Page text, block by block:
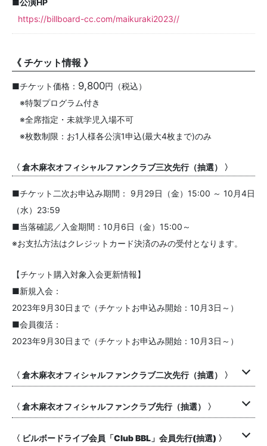
https://billboard-cc.com/maikuraki2023//
《 チケット情報 》
■チケット価格： 9,800円（税込）
※特製プログラム付き
※全席指定・未就学児入場不可
※枚数制限：お1人様各公演1申込(最大4枚まで)のみ
〈 倉木麻衣オフィシャルファンクラブ三次先行（抽選） 〉
■チケット二次お申込み期間： 9月29日（金）15:00 ～ 10月4日
（水）23:59
■当落確認／入金期間：10月6日（金）15:00～
※お支払方法はクレジットカード決済のみの受付となります。
【チケット購入対象入会更新情報】
■新規入会：
2023年9月30日まで（チケットお申込み開始：10月3日～）
■会員復活：
2023年9月30日まで（チケットお申込み開始：10月3日～）
〈 倉木麻衣オフィシャルファンクラブ二次先行（抽選） 〉
〈 倉木麻衣オフィシャルファンクラブ先行（抽選） 〉
〈 ビルボードライブ会員「Club BBL」会員先行(抽選) 〉